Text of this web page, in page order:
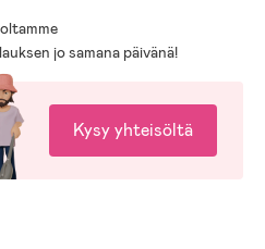
jo samana päivänä!
Kysy yhteisöltä